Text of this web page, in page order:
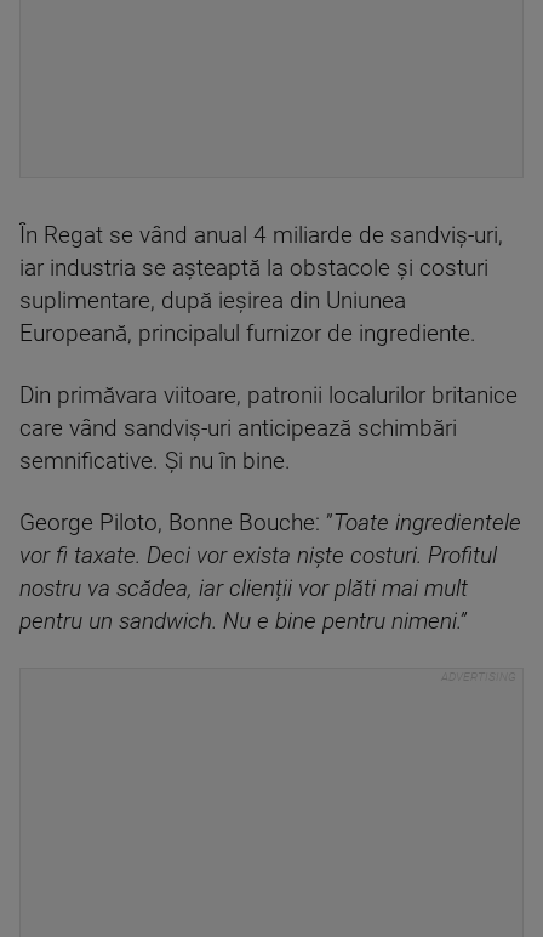
În Regat se vând anual 4 miliarde de sandviș-uri,
iar industria se așteaptă la obstacole și costuri
suplimentare, după ieșirea din Uniunea
Europeană, principalul furnizor de ingrediente.
Din primăvara viitoare, patronii localurilor britanice
care vând sandviș-uri anticipează schimbări
semnificative. Și nu în bine.
George Piloto, Bonne Bouche: ”Toate ingredientele
vor fi taxate. Deci vor exista niște costuri. Profitul
nostru va scădea, iar clienții vor plăti mai mult
pentru un sandwich. Nu e bine pentru nimeni.”